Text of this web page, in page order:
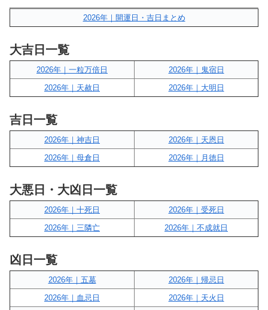
2026年｜開運日・吉日まとめ
大吉日一覧
2026年｜一粒万倍日
2026年｜鬼宿日
2026年｜天赦日
2026年｜大明日
吉日一覧
2026年｜神吉日
2026年｜天恩日
2026年｜母倉日
2026年｜月徳日
大悪日・大凶日一覧
2026年｜十死日
2026年｜受死日
2026年｜三隣亡
2026年｜不成就日
凶日一覧
2026年｜五墓
2026年｜帰忌日
2026年｜血忌日
2026年｜天火日